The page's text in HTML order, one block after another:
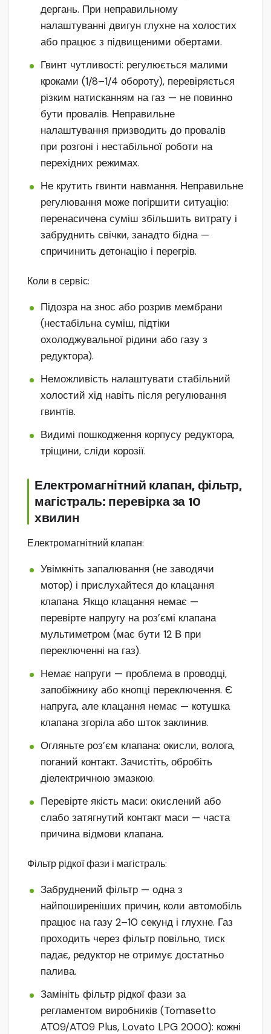
дергань. При неправильному
налаштуванні двигун глухне на холостих
або працює з підвищеними обертами.
Гвинт чутливості: регулюється малими
кроками (1/8–1/4 обороту), перевіряється
різким натисканням на газ — не повинно
бути провалів. Неправильне
налаштування призводить до провалів
при розгоні і нестабільної роботи на
перехідних режимах.
Не крутить гвинти навмання. Неправильне
регулювання може погіршити ситуацію:
перенасичена суміш збільшить витрату і
забруднить свічки, занадто бідна —
спричинить детонацію і перегрів.
Коли в сервіс:
Підозра на знос або розрив мембрани
(нестабільна суміш, підтіки
охолоджувальної рідини або газу з
редуктора).
Неможливість налаштувати стабільний
холостий хід навіть після регулювання
гвинтів.
Видимі пошкодження корпусу редуктора,
тріщини, сліди корозії.
Електромагнітний клапан, фільтр,
магістраль: перевірка за 10
хвилин
Електромагнітний клапан:
Увімкніть запалювання (не заводячи
мотор) і прислухайтеся до клацання
клапана. Якщо клацання немає —
перевірте напругу на роз’ємі клапана
мультиметром (має бути 12 В при
переключенні на газ).
Немає напруги — проблема в проводці,
запобіжнику або кнопці переключення. Є
напруга, але клацання немає — котушка
клапана згоріла або шток заклинив.
Огляньте роз’єм клапана: окисли, волога,
поганий контакт. Зачистіть, обробіть
діелектричною змазкою.
Перевірте якість маси: окислений або
слабо затягнутий контакт маси — часта
причина відмови клапана.
Фільтр рідкої фази і магістраль:
Забруднений фільтр — одна з
найпоширеніших причин, коли автомобіль
працює на газу 2–10 секунд і глухне. Газ
проходить через фільтр повільно, тиск
падає, редуктор не отримує достатньо
палива.
Замініть фільтр рідкої фази за
регламентом виробників (Tomasetto
AT09/AT09 Plus, Lovato LPG 2000): кожні